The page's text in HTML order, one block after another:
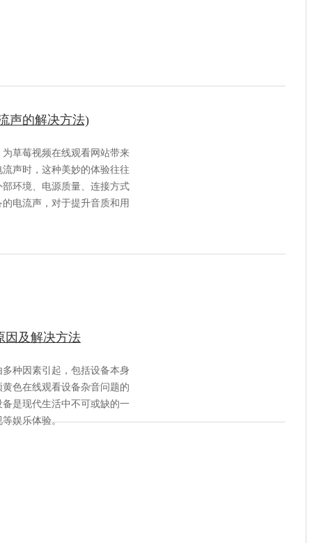
声的解决方法)
草莓视频在线观看网站带来
声时，这种美妙的体验往往
环境、电源质量、连接方式
电流声，对于提升音质和用
因及解决方法
种因素引起，包括设备本身
色在线观看设备杂音问题的
是现代生活中不可或缺的一
娱乐体验。